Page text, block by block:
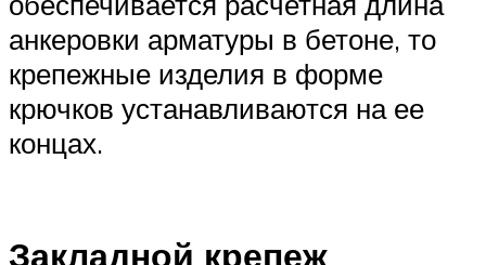
анкеровки арматуры в бетоне, то
крепежные изделия в форме
крючков устанавливаются на ее
концах.
Закладной крепеж